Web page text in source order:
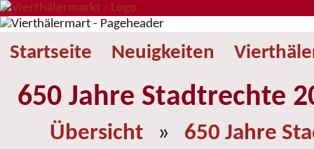
Startseite Neuigkeiten
650 Jahre Stadtrechte
Übersicht » 650 Jahre